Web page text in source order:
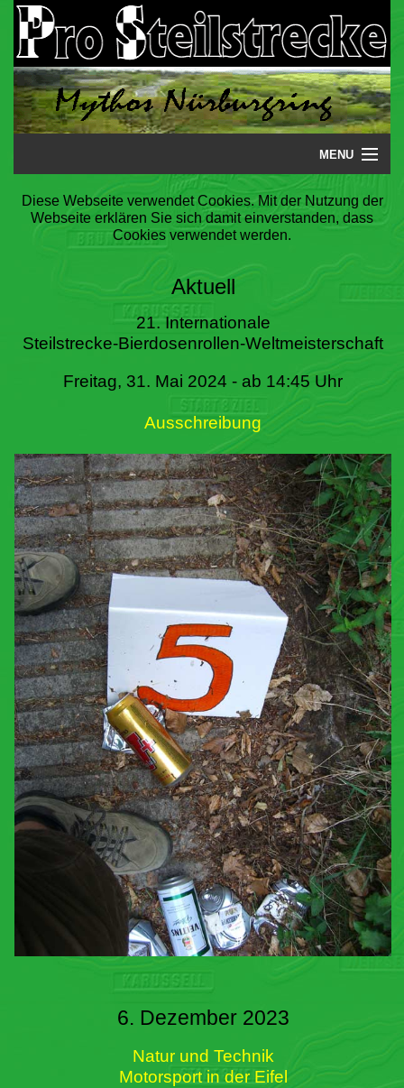
MENU
Startseite
Steilstrecke
Literatur
Termine
Diese Webseite verwendet Cookies. Mit der Nutzung der
Webseite erklären Sie sich damit einverstanden, dass
Cookies verwendet werden.
Aktuell
21. Internationale
Steilstrecke-Bierdosenrollen-Weltmeisterschaft
Freitag, 31. Mai 2024 - ab 14:45 Uhr
Ausschreibung
6. Dezember 2023
Natur und Technik
Motorsport in der Eifel